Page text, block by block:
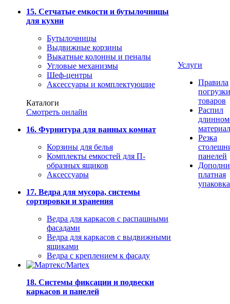
15. Сетчатые емкости и бутылочницы
для кухни
Бутылочницы
Выдвижные корзины
Выкатные колонны и пеналы
Угловые механизмы
Шеф-центры
Аксессуары и комплектующие
Каталоги
Смотреть онлайн
16. Фурнитура для ванных комнат
Корзины для белья
Комплекты емкостей для П-
образных ящиков
Аксессуары
17. Ведра для мусора, системы
сортировки и хранения
Ведра для каркасов с распашными
фасадами
Ведра для каркасов с выдвижными
ящиками
Ведра с креплением к фасаду
18. Системы фиксации и подвески
каркасов и панелей
Услуги
Правила
погрузки
товаров
Распил
Резка
панелей
платная
упаковка